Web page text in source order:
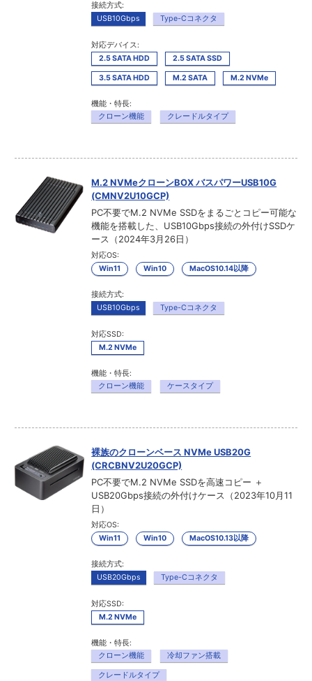
接続方式:
USB10Gbps
Type-Cコネクタ
対応デバイス:
2.5 SATA HDD
2.5 SATA SSD
3.5 SATA HDD M.2 SATA M.2 NVMe
機能・特長:
クローン機能
クレードルタイプ
M.2 NVMeクローンBOX バスパワーUSB10G
(CMNV2U10GCP)
PC不要でM.2 NVMe SSDをまるごとコピー可能な
機能を搭載した、USB10Gbps接続の外付けSSDケ
ース（2024年3月26日）
対応OS:
Win11
Win10 MacOS10.14以降
接続方式:
USB10Gbps
Type-Cコネクタ
対応SSD:
M.2 NVMe
機能・特長:
クローン機能
ケースタイプ
裸族のクローンベース NVMe USB20G
(CRCBNV2U20GCP)
PC不要でM.2 NVMe SSDを高速コピー ＋
USB20Gbps接続の外付けケース（2023年10月11
日）
対応OS:
Win11
Win10 MacOS10.13以降
接続方式:
USB20Gbps
Type-Cコネクタ
対応SSD:
M.2 NVMe
機能・特長:
クローン機能
冷却ファン搭載
クレードルタイプ